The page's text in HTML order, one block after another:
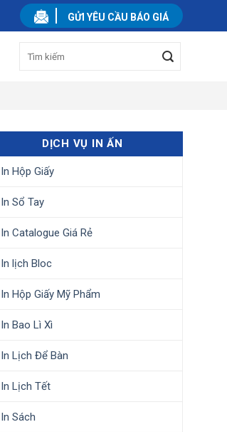
GỬI YÊU CẦU BÁO GIÁ
DỊCH VỤ IN ẤN
In Hộp Giấy
In Sổ Tay
In Catalogue Giá Rẻ
In lịch Bloc
In Hộp Giấy Mỹ Phẩm
In Bao Lì Xì
In Lịch Để Bàn
In Lịch Tết
In Sách